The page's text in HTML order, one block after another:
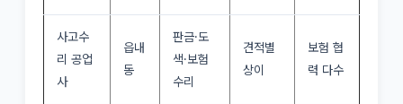
사고수
리 공업
사
읍내
동
판금·도
색·보험
수리
견적별
상이
보험 협
력 다수